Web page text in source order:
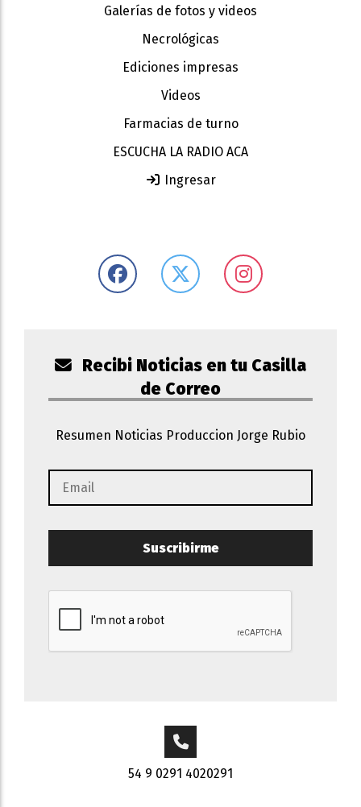
Galerías de fotos y videos
Necrológicas
Ediciones impresas
Videos
Farmacias de turno
ESCUCHA LA RADIO ACA
Ingresar
Recibi Noticias en tu Casilla
de Correo
Resumen Noticias Produccion Jorge Rubio
Suscribirme
54 9 0291 4020291